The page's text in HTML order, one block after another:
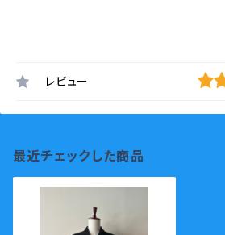
レビュー
最近チェックした商品